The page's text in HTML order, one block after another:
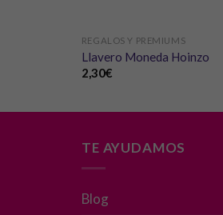
REGALOS Y PREMIUMS
Llavero Moneda Hoinzo
2,30€
TE AYUDAMOS
Blog